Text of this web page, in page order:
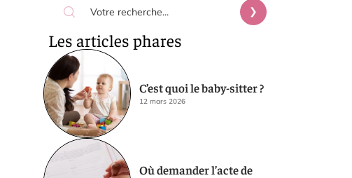
Les articles phares
C’est quoi le baby-sitter ?
12 mars 2026
Où demander l’acte de